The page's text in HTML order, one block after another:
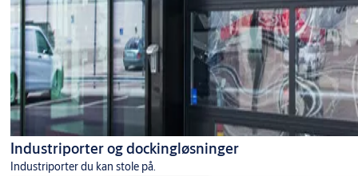
Industriporter og dockingløsninger
Industriporter du kan stole på.